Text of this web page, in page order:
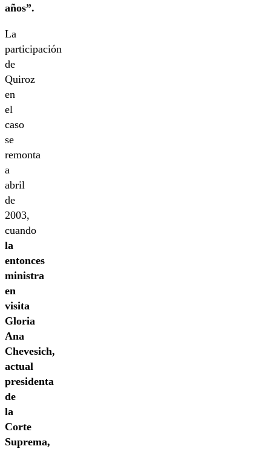
años”.
La
participación
de
Quiroz
en
el
caso
se
remonta
a
abril
de
2003,
cuando
la
entonces
ministra
en
visita
Gloria
Ana
Chevesich,
actual
presidenta
de
la
Corte
Suprema,